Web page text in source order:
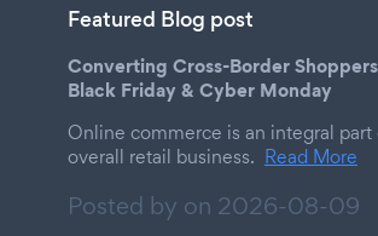
Featured Blog post
Converting Cross-Border
Black Friday & Cyber Monday
Online commerce is an integral part
overall retail business. Read More
Posted by on 2026-08-09